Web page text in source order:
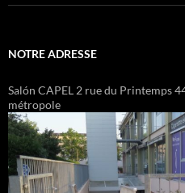
NOTRE ADRESSE
Salón CAPEL 2 rue du Printemps
métropole